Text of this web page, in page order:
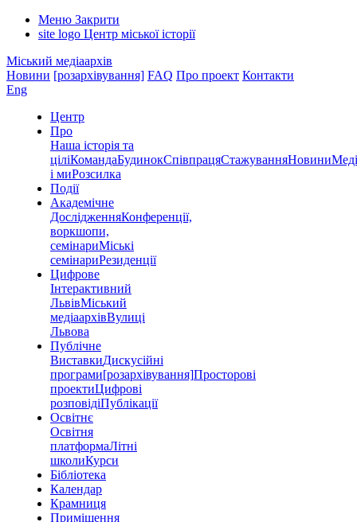
Меню Закрити
site logo Центр міської історії
Міський медіаархів
Новини [розархівування] FAQ Про проект Контакти
Eng
Центр
Про
Наша історія та
ціліКомандаБудинокСпівпрацяСтажуванняНовини
і миРозсилка
Події
Академічне
ДослідженняКонференції,
воркшопи,
семінариМіські
семінариРезиденції
Цифрове
Інтерактивний
ЛьвівМіський
медіаархівВулиці
Львова
Публічне
ВиставкиДискусійні
програми[розархівування]Просторові
проектиЦифрові
розповідіПублікації
Освітнє
Освітня
платформаЛітні
школиКурси
Бібліотека
Календар
Крамниця
Приміщення